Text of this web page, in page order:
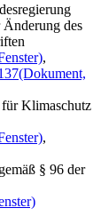
Änderung des
,
(Dokument,
für Klimaschutz
,
§ 96 der